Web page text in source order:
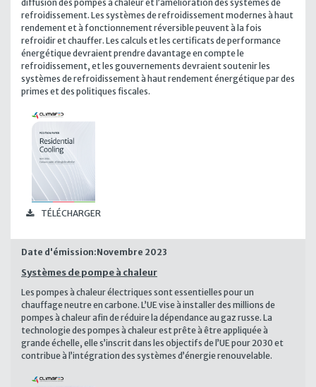
TÉLÉCHARGER
diffusion des pompes à chaleur et l’amélioration des systèmes de
refroidissement. Les systèmes de refroidissement modernes à haut
rendement et à fonctionnement réversible peuvent à la fois
refroidir et chauffer. Les calculs et les certificats de performance
énergétique devraient prendre davantage en compte le
refroidissement, et les gouvernements devraient soutenir les
systèmes de refroidissement à haut rendement énergétique par des
primes et des politiques fiscales.
Date d'émission:Novembre 2023
Systèmes de pompe à chaleur
Les pompes à chaleur électriques sont essentielles pour un
chauffage neutre en carbone. L’UE vise à installer des millions de
pompes à chaleur afin de réduire la dépendance au gaz russe. La
technologie des pompes à chaleur est prête à être appliquée à
grande échelle, elle s’inscrit dans les objectifs de l’UE pour 2030 et
contribue à l’intégration des systèmes d’énergie renouvelable.